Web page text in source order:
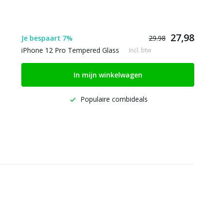
Je bespaart 7% 29.98 27,98
iPhone 12 Pro Tempered Glass Incl. btw
In mijn winkelwagen
Populaire combideals